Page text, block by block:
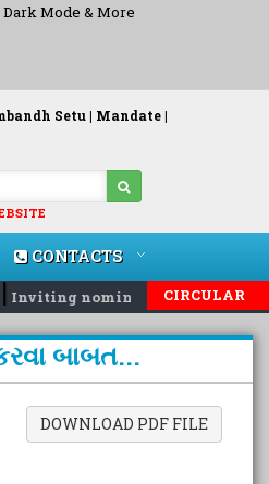
Dark Mode & More
Setu | Mandate |
CONTACTS
nomination for 5 days
CIRCULAR
બાબત...
DOWNLOAD PDF FILE